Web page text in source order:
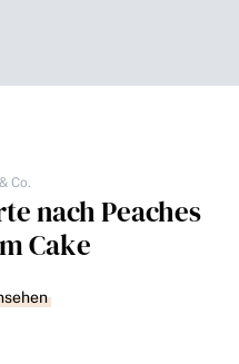
Co.
nach Peaches
Cake